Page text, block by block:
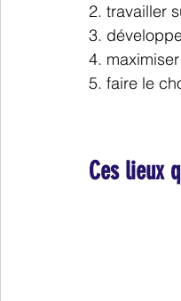
2. travailler
3.
4.
5. faire le
Ces lieux